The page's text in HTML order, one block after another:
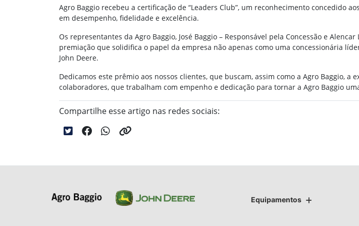
Agro Baggio recebeu a certificação de “Leaders Club”, um reconhecimento concedido
em desempenho, fidelidade e excelência.
Os representantes da Agro Baggio, José Baggio – Responsável pela Concessão e
premiação que solidifica o papel da empresa não apenas como uma concessionária
John Deere.
Dedicamos este prêmio aos nossos clientes, que buscam, assim como a Agro Baggio,
colaboradores, que trabalham com empenho e dedicação para tornar a Agro Baggio
Compartilhe esse artigo nas redes sociais:
Equipamentos